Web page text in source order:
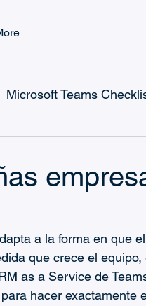
Microsoft Teams
de Tickets
a la forma en que
que crece el equipo,
as a Service de
hacer exactamente